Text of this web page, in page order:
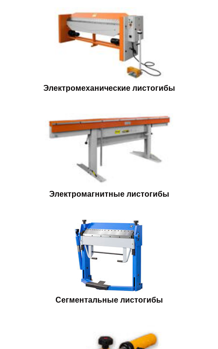
Электромеханические листогибы
Электромагнитные листогибы
Сегментальные листогибы